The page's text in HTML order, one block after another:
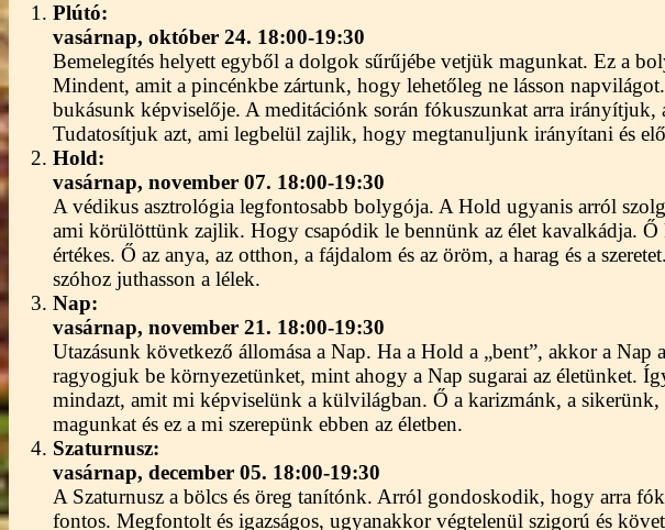
Plútó:
vasárnap, október 24. 18:00-19:30
Bemelegítés helyett egyből a dolgok sűrűjébe vetjük magunkat. Ez a
Mindent, amit a pincénkbe zártunk, hogy lehetőleg ne lásson
bukásunk képviselője. A meditációnk során fókuszunkat arra
Tudatosítjuk azt, ami legbelül zajlik, hogy megtanuljunk irányítani és
Hold:
vasárnap, november 07. 18:00-19:30
A védikus asztrológia legfontosabb bolygója. A Hold ugyanis arról
ami körülöttünk zajlik. Hogy csapódik le bennünk az élet kavalkádja.
értékes. Ő az anya, az otthon, a fájdalom és az öröm, a harag és a
szóhoz juthasson a lélek.
Nap:
vasárnap, november 21. 18:00-19:30
Utazásunk következő állomása a Nap. Ha a Hold a „bent”, akkor a
ragyogjuk be környezetünket, mint ahogy a Nap sugarai az életünket.
mindazt, amit mi képviselünk a külvilágban. Ő a karizmánk, a
magunkat és ez a mi szerepünk ebben az életben.
Szaturnusz:
vasárnap, december 05. 18:00-19:30
A Szaturnusz a bölcs és öreg tanítónk. Arról gondoskodik, hogy arra
fontos. Megfontolt és igazságos, ugyanakkor végtelenül szigorú és